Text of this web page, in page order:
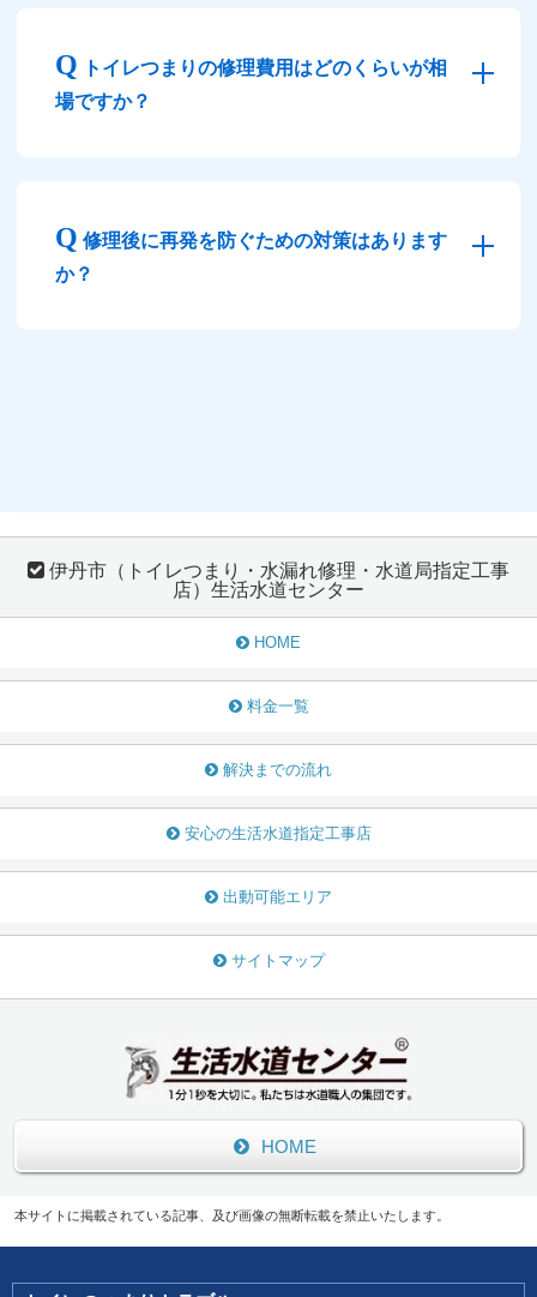
トイレつまりの修理費用はどのくらいが相
場ですか？
修理後に再発を防ぐための対策はあります
か？
伊丹市（トイレつまり・水漏れ修理・水道局指定工事
店）生活水道センター
HOME
料金一覧
解決までの流れ
安心の生活水道指定工事店
出動可能エリア
サイトマップ
HOME
本サイトに掲載されている記事、及び画像の無断転載を禁止いたします。